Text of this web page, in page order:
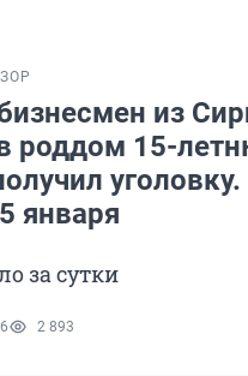
из
роддом 15-
уголовку.
января
за сутки
2 893